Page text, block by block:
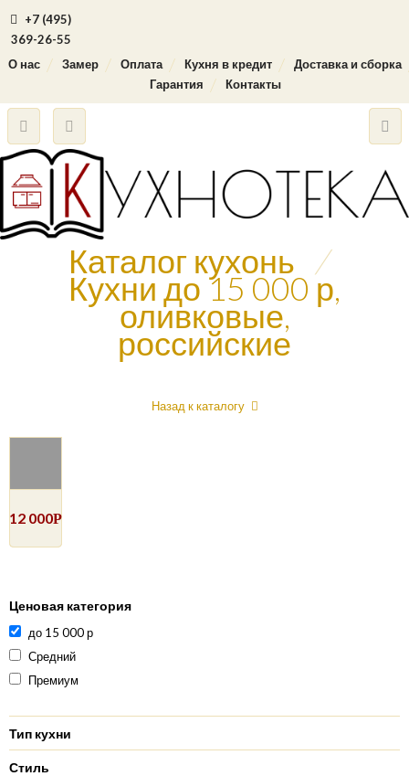
+7 (495)
369-26-55
О нас
Замер Оплата Кухня в кредит
Доставка и сборка
Гарантия
Контакты
Каталог кухонь /
Кухни до 15 000 р,
оливковые,
российские
Назад к каталогу
12 000Р
Ценовая категория
до 15 000 р
Средний
Премиум
Тип кухни
Стиль